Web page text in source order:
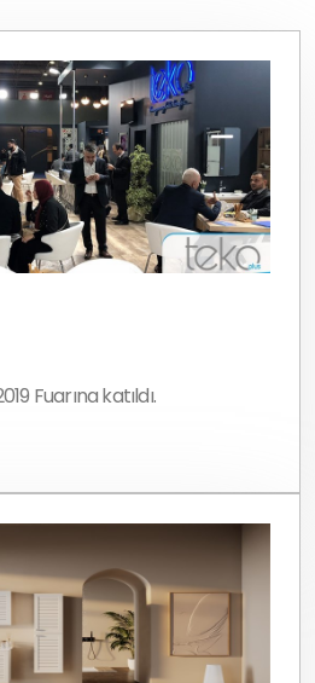
Fuarına katıldı.